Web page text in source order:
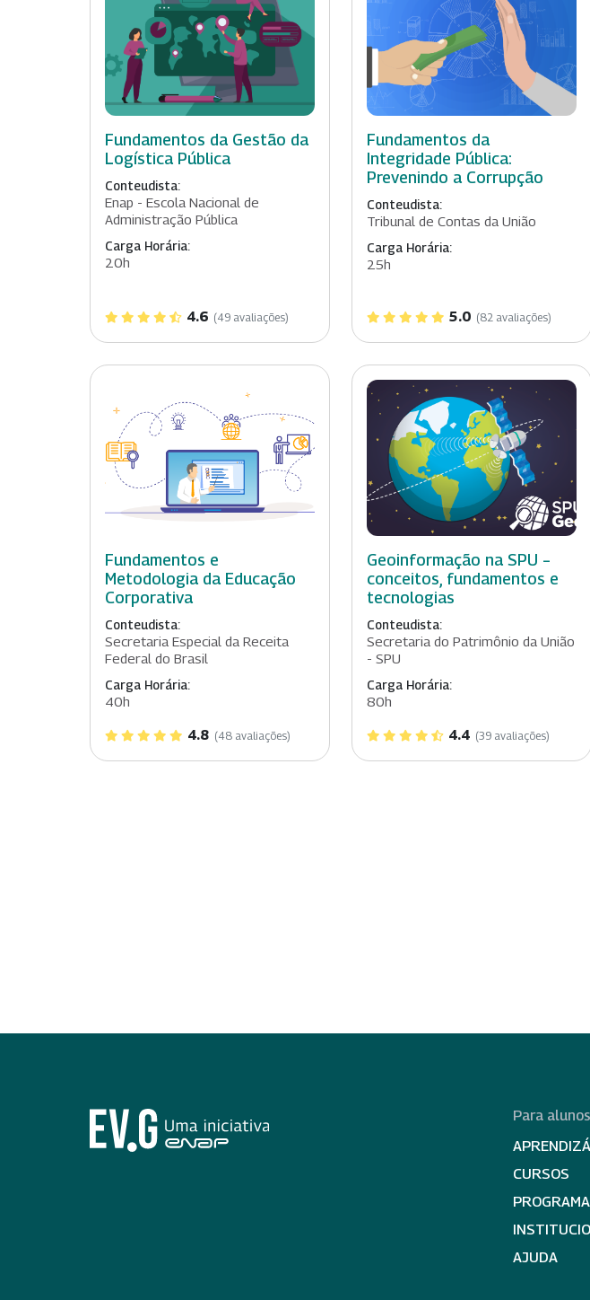
Fundamentos da Gestão da
Logística Pública
Conteudista:
Enap - Escola Nacional de
Administração Pública
Carga Horária:
20h
4.6 (49 avaliações)
Fundamentos da
Integridade Pública:
Prevenindo a Corrupção
Conteudista:
Tribunal de Contas da União
Carga Horária:
25h
5.0 (82 avaliações)
Fundamentos e
Metodologia da Educação
Corporativa
Conteudista:
Secretaria Especial da Receita
Federal do Brasil
Carga Horária:
40h
4.8 (48 avaliações)
Geoinformação na SPU –
conceitos, fundamentos e
tecnologias
Conteudista:
Secretaria do Patrimônio da União
- SPU
Carga Horária:
80h
4.4 (39 avaliações)
Para alunos
CURSOS
AJUDA